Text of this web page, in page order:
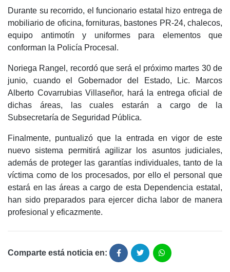
Durante su recorrido, el funcionario estatal hizo entrega de
mobiliario de oficina, fornituras, bastones PR-24, chalecos,
equipo antimotín y uniformes para elementos que
conforman la Policía Procesal.
Noriega Rangel, recordó que será el próximo martes 30 de
junio, cuando el Gobernador del Estado, Lic. Marcos
Alberto Covarrubias Villaseñor, hará la entrega oficial de
dichas áreas, las cuales estarán a cargo de la
Subsecretaría de Seguridad Pública.
Finalmente, puntualizó que la entrada en vigor de este
nuevo sistema permitirá agilizar los asuntos judiciales,
además de proteger las garantías individuales, tanto de la
víctima como de los procesados, por ello el personal que
estará en las áreas a cargo de esta Dependencia estatal,
han sido preparados para ejercer dicha labor de manera
profesional y eficazmente.
Comparte está noticia en: